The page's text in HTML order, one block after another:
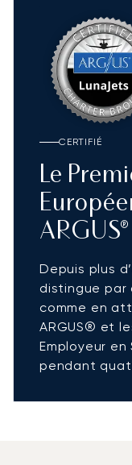
CERTIFIÉ
Le
ARGUS®
Depuis plus
distingue par
comme en
ARGUS® et
Employeur
pendant